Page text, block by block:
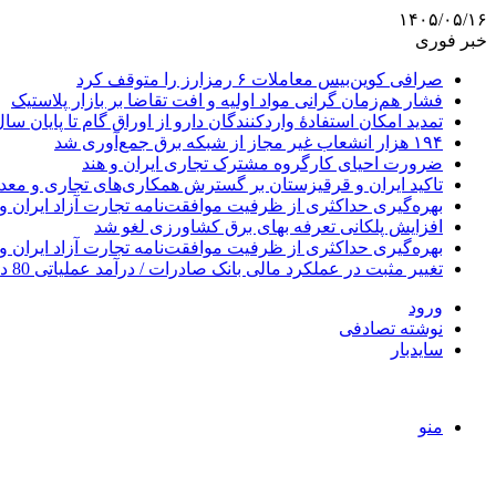
۱۴۰۵/۰۵/۱۶
خبر فوری
صرافی کوین‌بیس معاملات ۶ رمزارز را متوقف کرد
فشار هم‌زمان گرانی مواد اولیه و افت تقاضا بر بازار پلاستیک
تمدید امکان استفادۀ واردکنندگان دارو از اوراق گام تا پایان
۱۹۴ هزار انشعاب غیر مجاز از شبکه برق جمع‌آوری شد
ضرورت احیای کارگروه مشترک تجاری ایران و هند
تاکید ایران و قرقیزستان بر گسترش همکاری‌های تجاری و
بهره‌گیری حداکثری از ظرفیت موافقت‌نامه تجارت آزاد ایران
افزایش پلکانی تعرفه بهای برق کشاورزی لغو شد
بهره‌گیری حداکثری از ظرفیت موافقت‌نامه تجارت آزاد ایران
تغییر مثبت در عملکرد مالی بانک صادرات / درآمد عملیاتی 80 درصد رشد کرد
ورود
نوشته تصادفی
سایدبار
منو